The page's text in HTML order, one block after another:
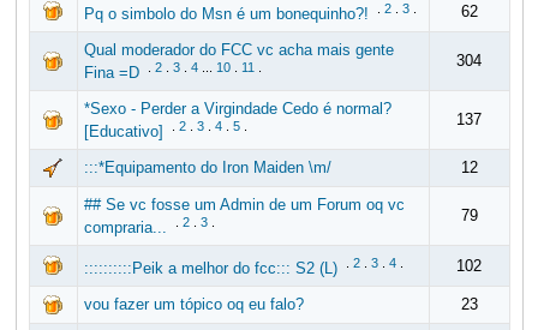
Pq o simbolo do Msn é um bonequinho?! 2. 3. 62
Qual moderador do FCC vc acha mais gente
Fina =D
2. 3. 4... 10. 11 304
*Sexo - Perder a Virgindade Cedo é normal?
[Educativo]
2. 3. 4. 5. 137
:::*Equipamento do Iron Maiden \m/ 12
## Se vc fosse um Admin de um Forum oq vc
compraria...
2. 3. 79
::::::::::Peik a melhor do fcc::: S2 (L) 2. 3. 4. 102
vou fazer um tópico oq eu falo? 23